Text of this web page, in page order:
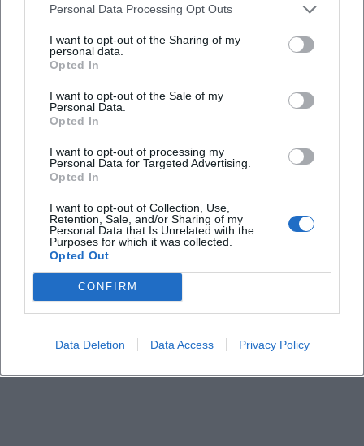
Personal Data Processing Opt Outs
I want to opt-out of the Sharing of my
personal data.
Opted In
I want to opt-out of the Sale of my
Personal Data.
Opted In
I want to opt-out of processing my
Personal Data for Targeted Advertising.
Opted In
I want to opt-out of Collection, Use,
Retention, Sale, and/or Sharing of my
Personal Data that Is Unrelated with the
Purposes for which it was collected.
Opted Out
CONFIRM
Data Deletion Data Access Privacy Policy
Ist der Veranstaltungsort barrierefrei zugänglich?
Ist die Veranstaltung drinnen oder draußen?